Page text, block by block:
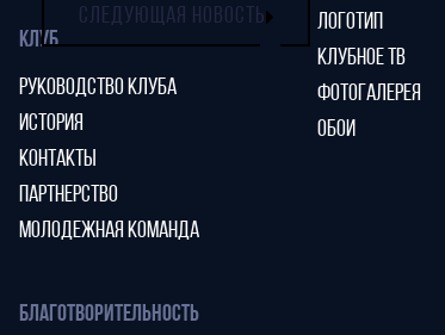
СЛЕДУЮЩАЯ НОВОСТЬ
КЛУБ
РУКОВОДСТВО КЛУБА
ИСТОРИЯ
КОНТАКТЫ
ПАРТНЕРСТВО
МОЛОДЕЖНАЯ КОМАНДА
ЛОГОТИП
КЛУБНОЕ ТВ
ФОТОГАЛЕРЕЯ
ОБОИ
БЛАГОТВОРИТЕЛЬНОСТЬ